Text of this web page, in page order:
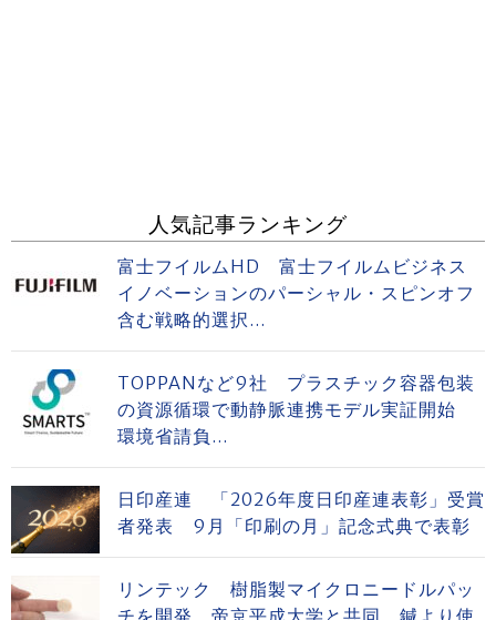
人気記事ランキング
富士フイルムHD 富士フイルムビジネス
イノベーションのパーシャル・スピンオフ
含む戦略的選択...
TOPPANなど9社 プラスチック容器包装
の資源循環で動静脈連携モデル実証開始
環境省請負...
日印産連 「2026年度日印産連表彰」受賞
者発表 9月「印刷の月」記念式典で表彰
リンテック 樹脂製マイクロニードルパッ